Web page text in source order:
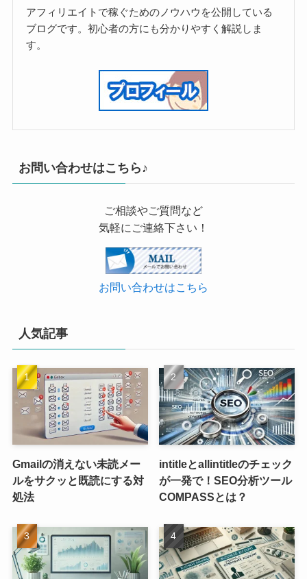
アフィリエイトで稼ぐためのノウハウを公開している
ブログです。初心者の方にも分かりやすく解説しま
す。
お問い合わせはこちら♪
ご相談やご質問など
気軽にご連絡下さい！
お問い合わせはこちら
人気記事
Gmailの消えない未読メー
ルをサクッと既読にする対
処法
intitleとallintitleのチェック
が一発で！SEO分析ツール
COMPASSとは？